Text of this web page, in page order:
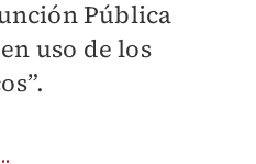
Pública
uso de los